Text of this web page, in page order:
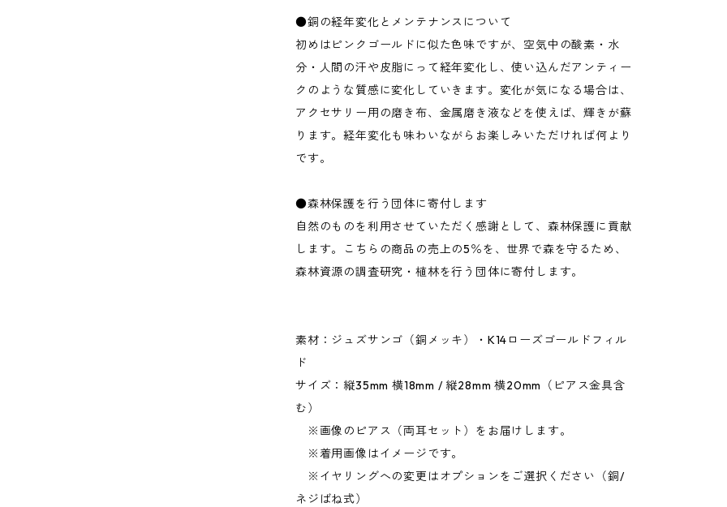
●銅の経年変化とメンテナンスについて
初めはピンクゴールドに似た色味ですが、空気中の酸素・水
分・人間の汗や皮脂にって経年変化し、使い込んだアンティー
クのような質感に変化していきます。変化が気になる場合は、
アクセサリー用の磨き布、金属磨き液などを使えば、輝きが蘇
ります。経年変化も味わいながらお楽しみいただければ何より
です。
●森林保護を行う団体に寄付します
自然のものを利用させていただく感謝として、森林保護に貢献
します。こちらの商品の売上の5％を、世界で森を守るため、
森林資源の調査研究・植林を行う団体に寄付します。
素材：ジュズサンゴ（銅メッキ）・K14ローズゴールドフィル
ド
サイズ：縦35mm 横18mm / 縦28mm 横20mm（ピアス金具含
む）
※画像のピアス（両耳セット）をお届けします。
※着用画像はイメージです。
※イヤリングへの変更はオプションをご選択ください（銅/
ネジばね式）